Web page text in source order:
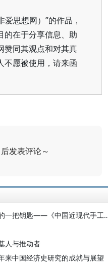
爱思想网）”的作品，
的在于分享信息、助
赞同其观点和对其真
不愿被使用，请来函
后发表评论～
魏明孔：理解中国近现代手工
人与推动者
来中国经济史研究的成就与展望